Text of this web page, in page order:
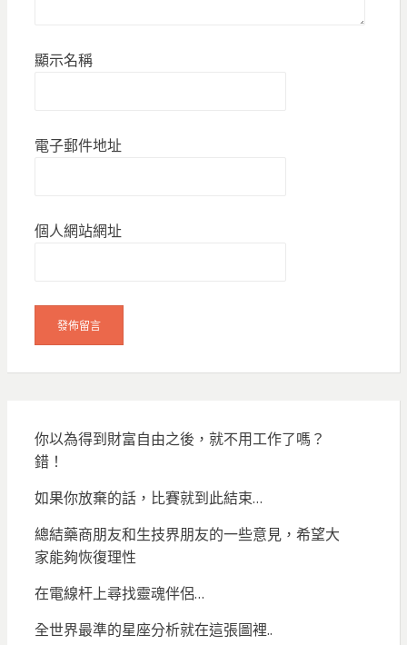
顯示名稱
電子郵件地址
個人網站網址
你以為得到財富自由之後，就不用工作了嗎？
錯！
如果你放棄的話，比賽就到此結束…
總結藥商朋友和生技界朋友的一些意見，希望大
家能夠恢復理性
在電線杆上尋找靈魂伴侶…
全世界最準的星座分析就在這張圖裡..